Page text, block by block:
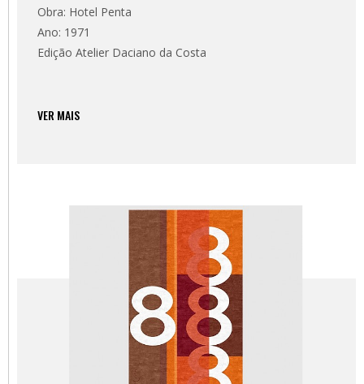
Obra: Hotel Penta
Ano: 1971
Edição Atelier Daciano da Costa
VER MAIS